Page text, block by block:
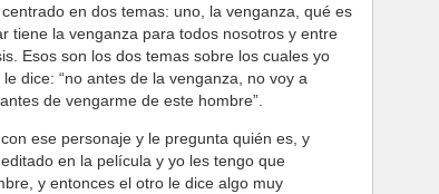
en dos temas: uno, la venganza, qué es
tiene la venganza para todos nosotros y entre
Esos son los dos temas sobre los cuales yo
dice: “no antes de la venganza, no voy a
de vengarme de este hombre”.
ese personaje y le pregunta quién es, y
en la película y yo les tengo que
y entonces el otro le dice algo muy